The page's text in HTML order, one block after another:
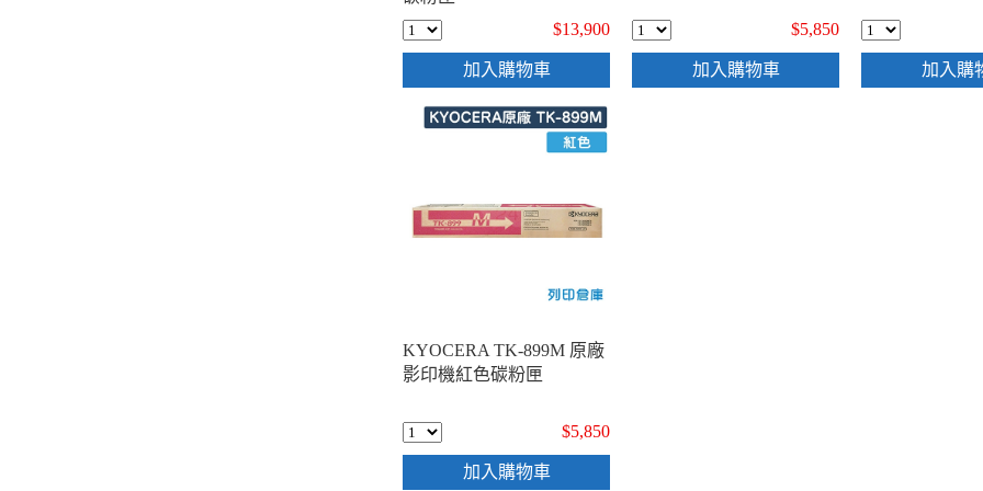
$13,900
加入購物車
$5,850
加入購物車 加入購
KYOCERA TK-899M 原廠
影印機紅色碳粉匣
$5,850
加入購物車